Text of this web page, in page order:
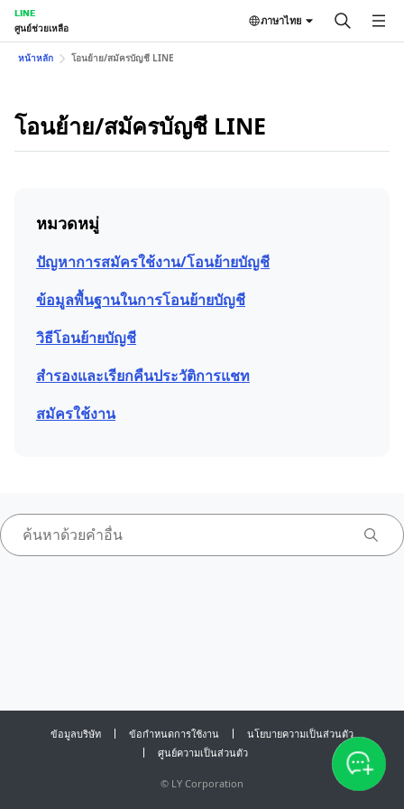
LINE
ศูนย์ช่วยเหลือ
ภาษาไทย
หน้าหลัก โอนย้าย/สมัครบัญชี LINE
โอนย้าย/สมัครบัญชี LINE
หมวดหมู่
ปัญหาการสมัครใช้งาน/โอนย้ายบัญชี
ข้อมูลพื้นฐานในการโอนย้ายบัญชี
วิธีโอนย้ายบัญชี
สำรองและเรียกคืนประวัติการแชท
สมัครใช้งาน
ข้อมูลบริษัท ข้อกำหนดการใช้งาน
นโยบายความเป็นส่วนตัว
ศูนย์ความเป็นส่วนตัว
© LY Corporation